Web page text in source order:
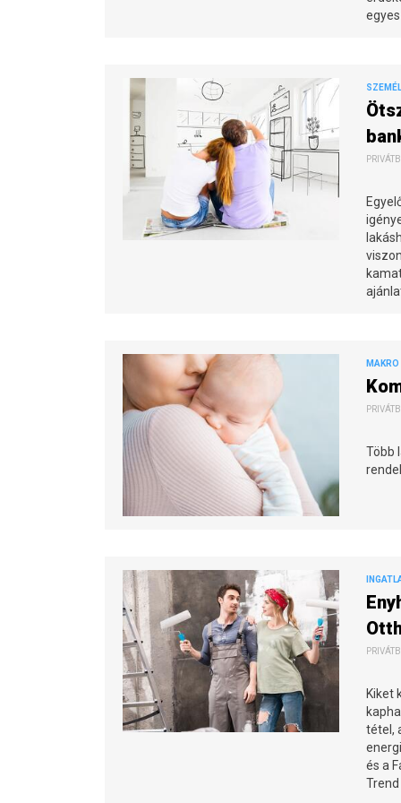
Több
Kiket
tétel,
és a